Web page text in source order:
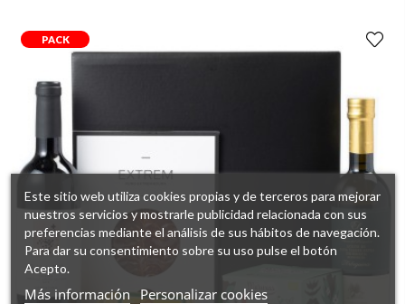
PACK
Este sitio web utiliza cookies propias y de terceros para mejorar
nuestros servicios y mostrarle publicidad relacionada con sus
preferencias mediante el análisis de sus hábitos de navegación.
Para dar su consentimiento sobre su uso pulse el botón
Acepto.
Más información Personalizar cookies